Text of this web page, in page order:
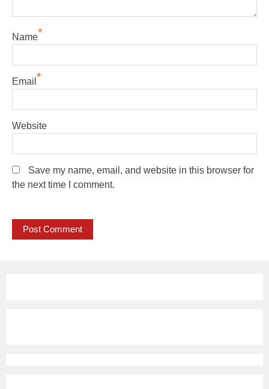
Name*
Email *
Website
Save my name, email, and website in this browser for
the next time I comment.